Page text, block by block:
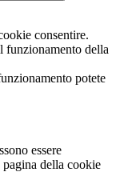
consentire.
funzionamento della
potete
essere
della cookie